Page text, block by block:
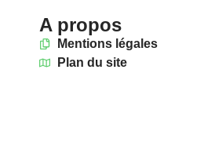
A propos
Mentions légales
Plan du site